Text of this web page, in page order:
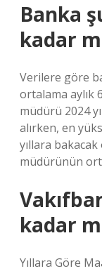
Banka
kadar
Verilere göre
ortalama aylık
müdürü 2024
alırken, en
yıllara
müdürünün
kadar
Yıllara Göre